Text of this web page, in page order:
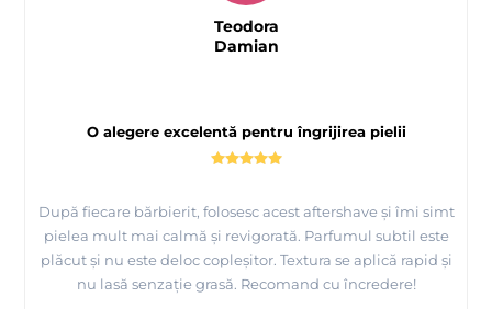
O alegere excelentă pentru îngrijirea pielii
După fiecare bărbierit, folosesc acest aftershave și îmi simt
pielea mult mai calmă și revigorată. Parfumul subtil este
plăcut și nu este deloc copleșitor. Textura se aplică rapid și
nu lasă senzație grasă. Recomand cu încredere!
Teodora
Damian